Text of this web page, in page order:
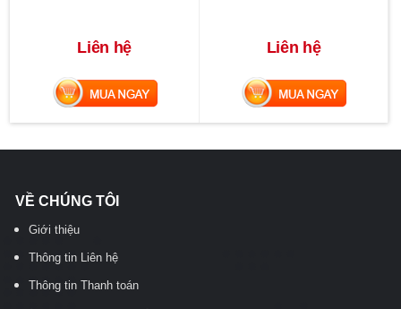
Liên hệ
MUA NGAY
Liên hệ
MUA NGAY
VỀ CHÚNG TÔI
Giới thiệu
Thông tin Liên hệ
Thông tin Thanh toán